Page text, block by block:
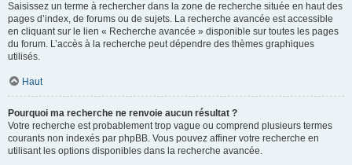
Saisissez un terme à rechercher dans la zone de recherche située en haut des
pages d’index, de forums ou de sujets. La recherche avancée est accessible
en cliquant sur le lien « Recherche avancée » disponible sur toutes les pages
du forum. L’accès à la recherche peut dépendre des thèmes graphiques
utilisés.
Haut
Pourquoi ma recherche ne renvoie aucun résultat ?
Votre recherche est probablement trop vague ou comprend plusieurs termes
courants non indexés par phpBB. Vous pouvez affiner votre recherche en
utilisant les options disponibles dans la recherche avancée.